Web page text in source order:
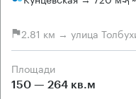
2.81 км → улица
Площади
150 — 264 кв.м